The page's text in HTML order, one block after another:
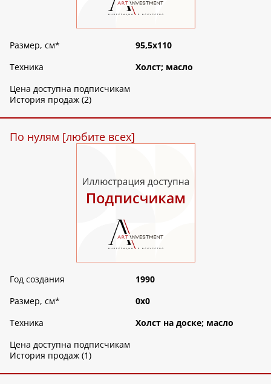
Размер, см*
95,5х110
Техника
Холст; масло
Цена доступна подписчикам
История продаж (2)
По нулям [любите всех]
Год создания
1990
Размер, см*
0х0
Техника
Холст на доске; масло
Цена доступна подписчикам
История продаж (1)